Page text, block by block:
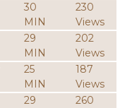
30
MIN
230
Views
29
MIN
202
Views
25
MIN
187
Views
29
260